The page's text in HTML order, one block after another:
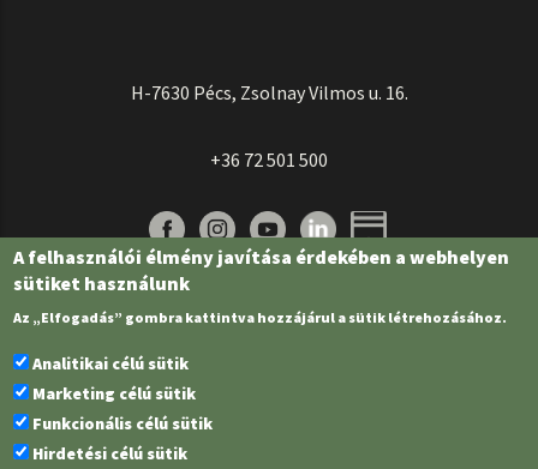
H-7630 Pécs, Zsolnay Vilmos u. 16.
+36 72 501 500
Pécsi Tudományegyetem | Kancellária |
A felhasználói élmény javítása érdekében a webhelyen
sütiket használunk
Az „Elfogadás” gombra kattintva hozzájárul a sütik létrehozásához.
Analitikai célú sütik
Marketing célú sütik
Funkcionális célú sütik
Hirdetési célú sütik